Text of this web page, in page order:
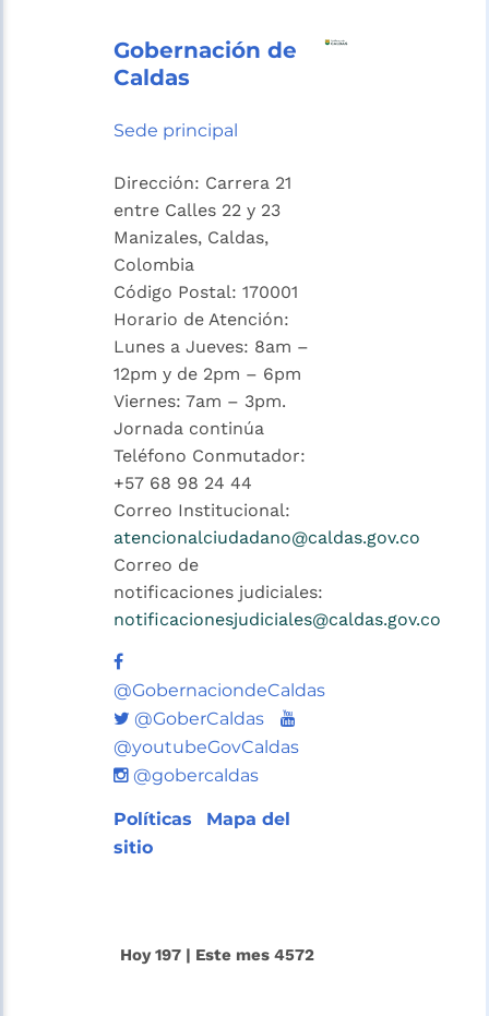
Gobernación de
Caldas
Sede principal
Dirección: Carrera 21
entre Calles 22 y 23
Manizales, Caldas,
Colombia
Código Postal: 170001
Horario de Atención:
Lunes a Jueves: 8am –
12pm y de 2pm – 6pm
Viernes: 7am – 3pm.
Jornada continúa
Teléfono Conmutador:
+57 68 98 24 44
Correo Institucional:
atencionalciudadano@caldas.gov.co
Correo de
notificaciones judiciales:
notificacionesjudiciales@caldas.gov.co
@GobernaciondeCaldas
Twitter
@GoberCaldas
Youtube
@youtubeGovCaldas
@gobercaldas
Políticas
Mapa del
sitio
Hoy 197 | Este mes 4572